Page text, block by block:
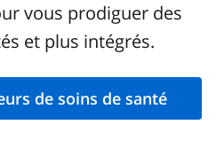
vous prodiguer des
et plus intégrés.
de soins de santé